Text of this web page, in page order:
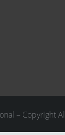
– Copyright